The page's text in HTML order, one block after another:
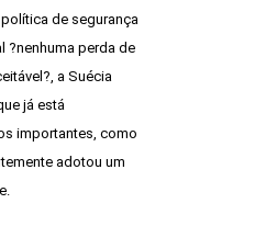
de segurança
?nenhuma perda de
a Suécia
já está
importantes, como
adotou um